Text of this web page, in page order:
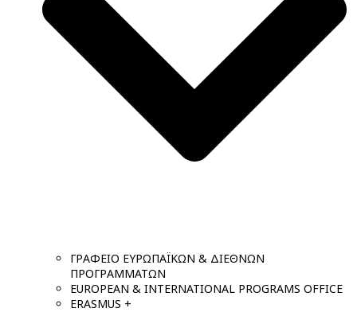
ΓΡΑΦΕΙΟ ΕΥΡΩΠΑΪΚΩΝ & ΔΙΕΘΝΩΝ
ΠΡΟΓΡΑΜΜΑΤΩΝ
EUROPEAN & INTERNATIONAL PROGRAMS OFFICE
ERASMUS +